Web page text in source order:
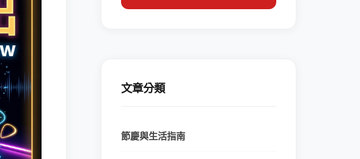
文章分類
節慶與生活指南